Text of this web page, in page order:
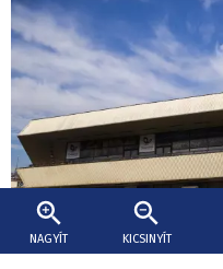
NAGYÍT KICSINYÍT